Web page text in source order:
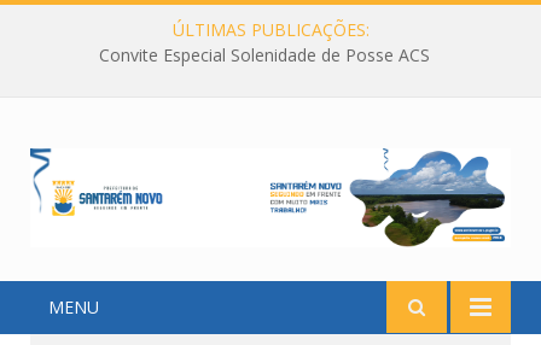
ÚLTIMAS PUBLICAÇÕES:
Convite Especial Solenidade de Posse ACS
MENU